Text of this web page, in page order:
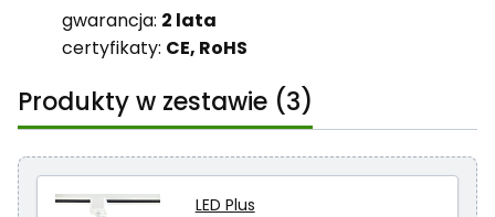
gwarancja: 2 lata
certyfikaty: CE, RoHS
Produkty w zestawie (3)
LED Plus